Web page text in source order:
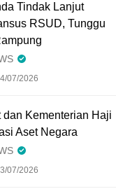
Tindak Lanjut
RSUD, Tunggu
07/2026
dan Kementerian Haji
Aset Negara
07/2026